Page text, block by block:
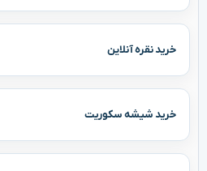
خرید نقره آنلاین
خرید شیشه سکوریت